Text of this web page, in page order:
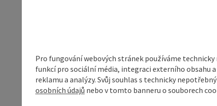
Pro fungování webových stránek používáme
funkcí pro sociální média, integraci externího obsahu
reklamu a analýzy. Svůj souhlas s technicky
osobních údajů nebo v tomto banneru o souborech